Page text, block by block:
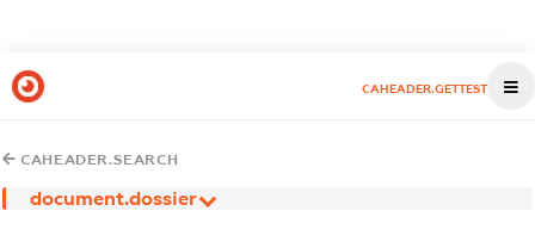
CAHEADER.GETTEST
CAHEADER.SEARCH
document.dossier